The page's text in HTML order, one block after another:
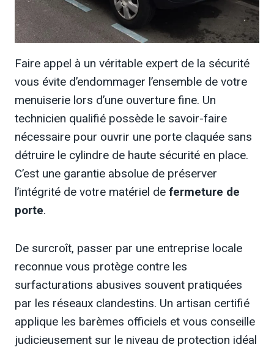
Faire appel à un véritable expert de la sécurité
vous évite d’endommager l’ensemble de votre
menuiserie lors d’une ouverture fine. Un
technicien qualifié possède le savoir-faire
nécessaire pour ouvrir une porte claquée sans
détruire le cylindre de haute sécurité en place.
C’est une garantie absolue de préserver
l’intégrité de votre matériel de fermeture de
porte.
De surcroît, passer par une entreprise locale
reconnue vous protège contre les
surfacturations abusives souvent pratiquées
par les réseaux clandestins. Un artisan certifié
applique les barèmes officiels et vous conseille
judicieusement sur le niveau de protection idéal